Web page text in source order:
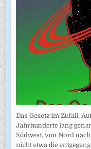
Das Gesetz im Zufall.
Jahrhunderte lang
Südwest, von Nord
nicht etwa die